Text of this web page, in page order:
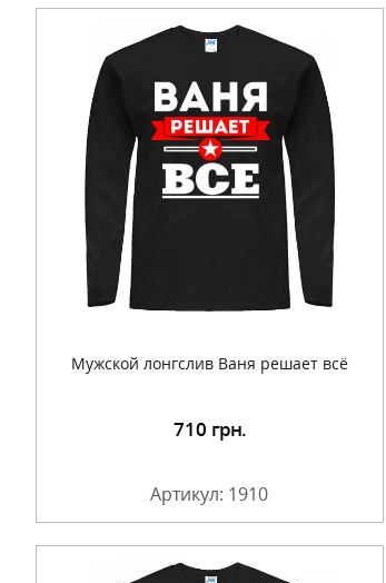
Мужской лонгслив Ваня решает всё
710 грн.
Артикул: 1910
Подробнее